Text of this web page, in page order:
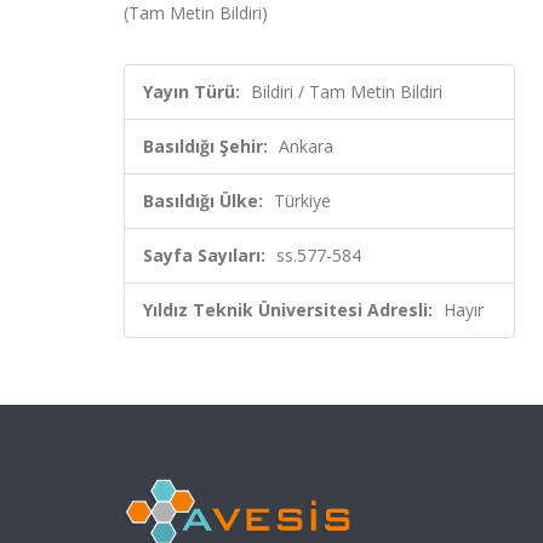
(Tam Metin Bildiri)
Yayın Türü: Bildiri / Tam Metin Bildiri
Basıldığı Şehir: Ankara
Basıldığı Ülke: Türkiye
Sayfa Sayıları: ss.577-584
Yıldız Teknik Üniversitesi Adresli: Hayır